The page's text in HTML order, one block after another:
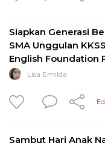
Siapkan Generasi
SMA Unggulan
English Foundation
Lisa Emilda
Sambut Hari Anak